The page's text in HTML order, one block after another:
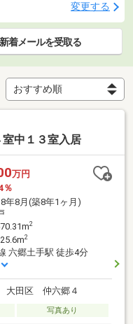
変更する
新着メールを受取る
中１３室入居
万円
％
年8月(築8年1ヶ月)
2
2
六郷土手駅 徒歩4分
大田区 仲六郷４
写真あり